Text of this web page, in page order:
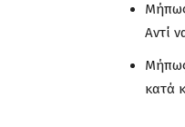
Αντί
Μήπως
κατά